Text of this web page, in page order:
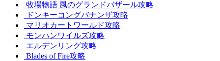
牧場物語 風のグランドバザール攻略
ドンキーコングバナンザ攻略
マリオカートワールド攻略
モンハンワイルズ攻略
エルデンリング攻略
Blades of Fire攻略